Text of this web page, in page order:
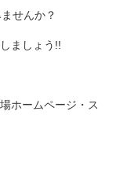
せんか？
ましょう!!
ホームページ・ス